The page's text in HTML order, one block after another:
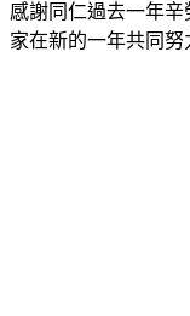
感謝同仁過去一年
家在新的一年共同努